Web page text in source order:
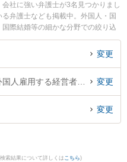
社に強い弁護士が3名見つかりまし
弁護士なども掲載中。外国人・国
際結婚等の細かな分野での絞り込
支部藤枝やいづ合同法律事務所
枝やいづ合同法律事務所の青柳 恵
ぐに弁護士に相談したい』『外国
績豊富な近くの弁護士を検索した
・会社を法律相談できる藤枝市内
変更
変更
変更
索結果について詳しくは こちら)